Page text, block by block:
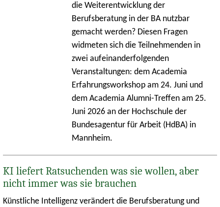
die Weiterentwicklung der
Berufsberatung in der BA nutzbar
gemacht werden? Diesen Fragen
widmeten sich die Teilnehmenden in
zwei aufeinanderfolgenden
Veranstaltungen: dem Academia
Erfahrungsworkshop am 24. Juni und
dem Academia Alumni-Treffen am 25.
Juni 2026 an der Hochschule der
Bundesagentur für Arbeit (HdBA) in
Mannheim.
KI liefert Ratsuchenden was sie wollen, aber
nicht immer was sie brauchen
Künstliche Intelligenz verändert die Berufsberatung und